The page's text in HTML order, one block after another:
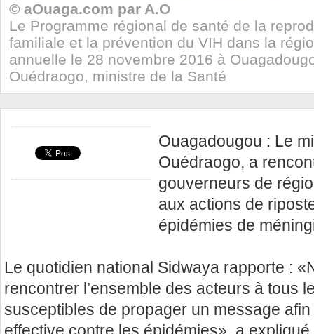
© aOuaga.com par A.O
Le Programme régional de santé de la
familiale et la prévention du VIH dans la
annuelle le 28 novembre 2016 à
Ouédraogo, ministre de la Santé
Ouagadougou : Le
Ouédraogo, a
gouverneurs de
aux actions de
épidémies de
Le quotidien national Sidwaya rapporte :
rencontrer l’ensemble des acteurs à tous
susceptibles de propager un message